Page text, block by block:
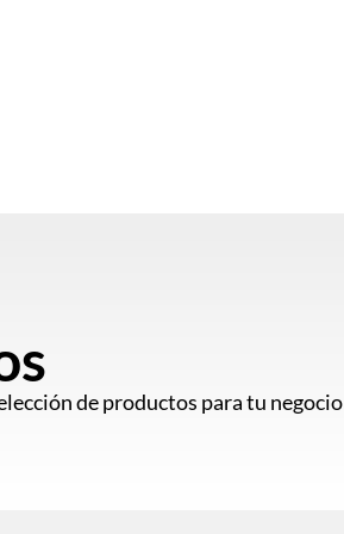
de productos para tu negocio